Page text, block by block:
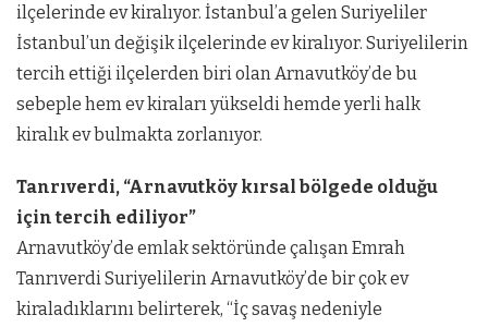
ilçelerinde ev kiralıyor. İstanbul’a gelen Suriyeliler
İstanbul’un değişik ilçelerinde ev kiralıyor. Suriyelilerin
tercih ettiği ilçelerden biri olan Arnavutköy’de bu
sebeple hem ev kiraları yükseldi hemde yerli halk
kiralık ev bulmakta zorlanıyor.
Tanrıverdi, “Arnavutköy kırsal bölgede olduğu
için tercih ediliyor”
Arnavutköy’de emlak sektöründe çalışan Emrah
Tanrıverdi Suriyelilerin Arnavutköy’de bir çok ev
kiraladıklarını belirterek, “İç savaş nedeniyle